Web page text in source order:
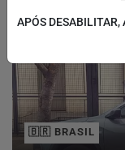
🇧🇷 BRASIL
APÓS DESABILITAR,